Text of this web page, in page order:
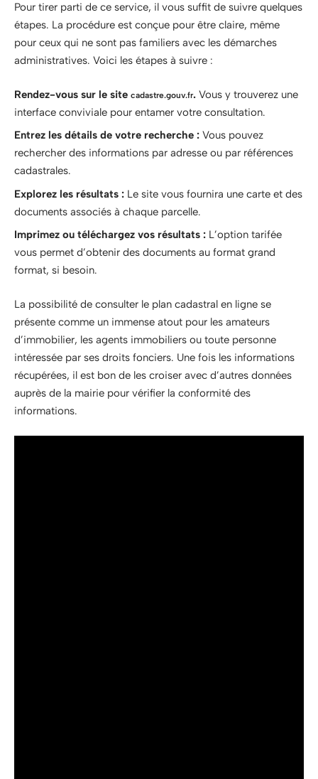
Pour tirer parti de ce service, il vous suffit de suivre quelques
étapes. La procédure est conçue pour être claire, même
pour ceux qui ne sont pas familiers avec les démarches
administratives. Voici les étapes à suivre :
Rendez-vous sur le site cadastre.gouv.fr. Vous y trouverez une
interface conviviale pour entamer votre consultation.
Entrez les détails de votre recherche : Vous pouvez
rechercher des informations par adresse ou par références
cadastrales.
Explorez les résultats : Le site vous fournira une carte et des
documents associés à chaque parcelle.
Imprimez ou téléchargez vos résultats : L’option tarifée
vous permet d’obtenir des documents au format grand
format, si besoin.
La possibilité de consulter le plan cadastral en ligne se
présente comme un immense atout pour les amateurs
d’immobilier, les agents immobiliers ou toute personne
intéressée par ses droits fonciers. Une fois les informations
récupérées, il est bon de les croiser avec d’autres données
auprès de la mairie pour vérifier la conformité des
informations.